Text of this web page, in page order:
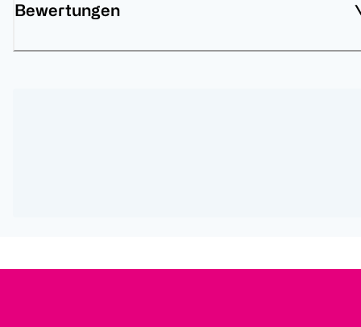
Bewertungen